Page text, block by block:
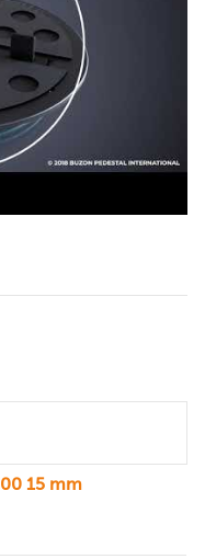
15 mm